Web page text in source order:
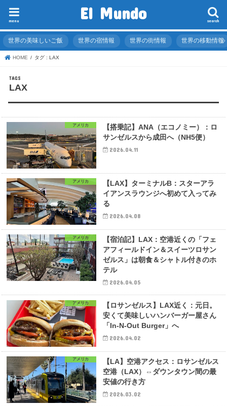
El Mundo search
menu
世界の美味しいご飯 世界の宿情報 世界の街情報 世界の移動情報
HOME タグ : LAX
LAX
アメリカ
【搭乗記】ANA（エコノミー）：ロ
サンゼルスから成田へ（NH5便）
2026.04.11
アメリカ
【LAX】ターミナルB：スターアラ
イアンスラウンジへ初めて入ってみ
る
2026.04.08
アメリカ
【宿泊記】LAX：空港近くの「フェ
アフィールドイン＆スイーツロサン
ゼルス」は朝食＆シャトル付きのホ
テル
2026.04.05
アメリカ
【ロサンゼルス】LAX近く：元日。
安くて美味しいハンバーガー屋さん
「In-N-Out Burger」へ
2026.04.02
アメリカ
【LA】空港アクセス：ロサンゼルス
空港（LAX）⇔ダウンタウン間の最
安値の行き方
2026.03.02